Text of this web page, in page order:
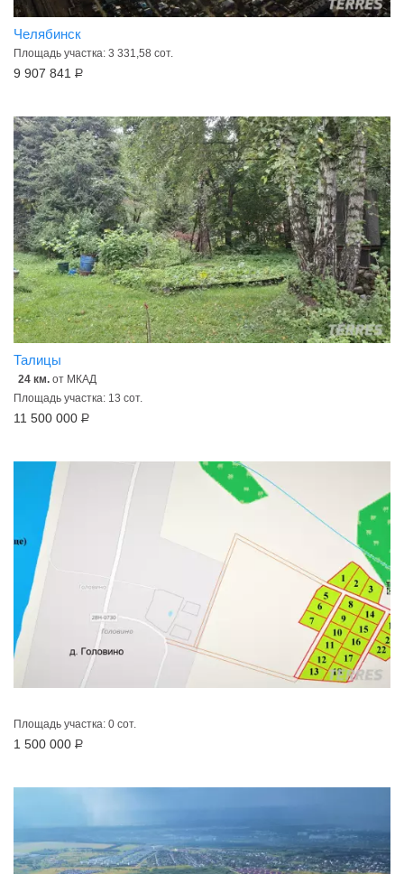
Челябинск
Площадь участка: 3 331,58 сот.
9 907 841 Р
Талицы
24 км. от МКАД
Площадь участка: 13 сот.
11 500 000 Р
Площадь участка: 0 сот.
1 500 000 Р